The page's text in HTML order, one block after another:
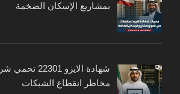
بمشاريع الإسكان الضخمة
شهادة الايزو
مخاطر انقطاع الشبكات